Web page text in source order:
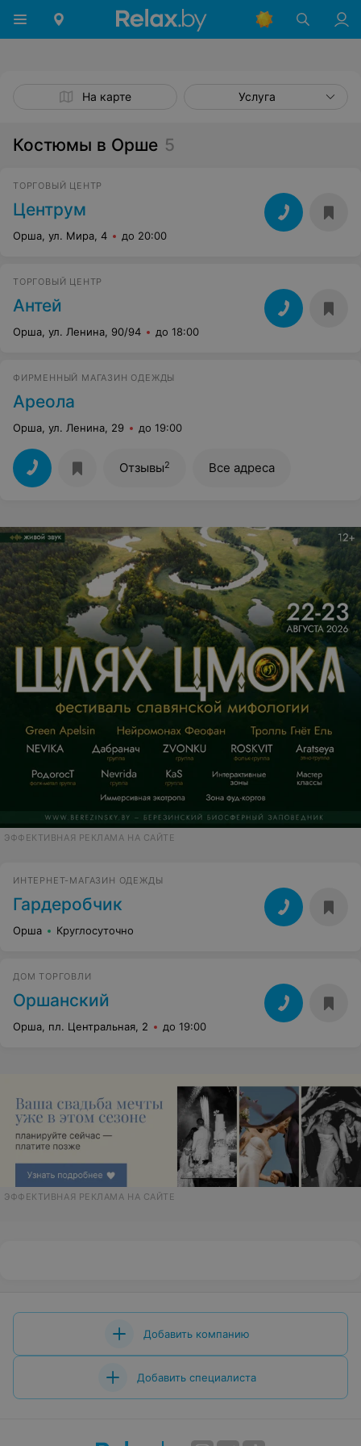
На карте Услуга
Костюмы в Орше 5
ТОРГОВЫЙ ЦЕНТР
Центрум
Орша, ул. Мира, 4 до 20:00
ТОРГОВЫЙ ЦЕНТР
Антей
Орша, ул. Ленина, 90/94 до 18:00
ФИРМЕННЫЙ МАГАЗИН ОДЕЖДЫ
Ареола
Орша, ул. Ленина, 29 до 19:00
Отзывы2 Все адреса
ЭФФЕКТИВНАЯ РЕКЛАМА НА САЙТЕ
ИНТЕРНЕТ-МАГАЗИН ОДЕЖДЫ
Гардеробчик
Орша Круглосуточно
ДОМ ТОРГОВЛИ
Оршанский
Орша, пл. Центральная, 2 до 19:00
ЭФФЕКТИВНАЯ РЕКЛАМА НА САЙТЕ
Добавить компанию
Добавить специалиста